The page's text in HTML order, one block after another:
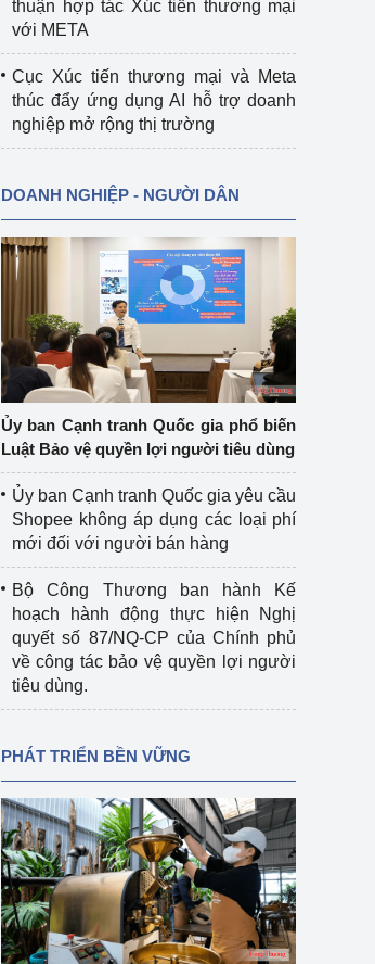
thuận hợp tác Xúc tiến thương mại
với META
Cục Xúc tiến thương mại và Meta
thúc đẩy ứng dụng AI hỗ trợ doanh
nghiệp mở rộng thị trường
DOANH NGHIỆP - NGƯỜI DÂN
Ủy ban Cạnh tranh Quốc gia phổ biến
Luật Bảo vệ quyền lợi người tiêu dùng
Ủy ban Cạnh tranh Quốc gia yêu cầu
Shopee không áp dụng các loại phí
mới đối với người bán hàng
Bộ Công Thương ban hành Kế
hoạch hành động thực hiện Nghị
quyết số 87/NQ-CP của Chính phủ
về công tác bảo vệ quyền lợi người
tiêu dùng.
PHÁT TRIỂN BỀN VỮNG